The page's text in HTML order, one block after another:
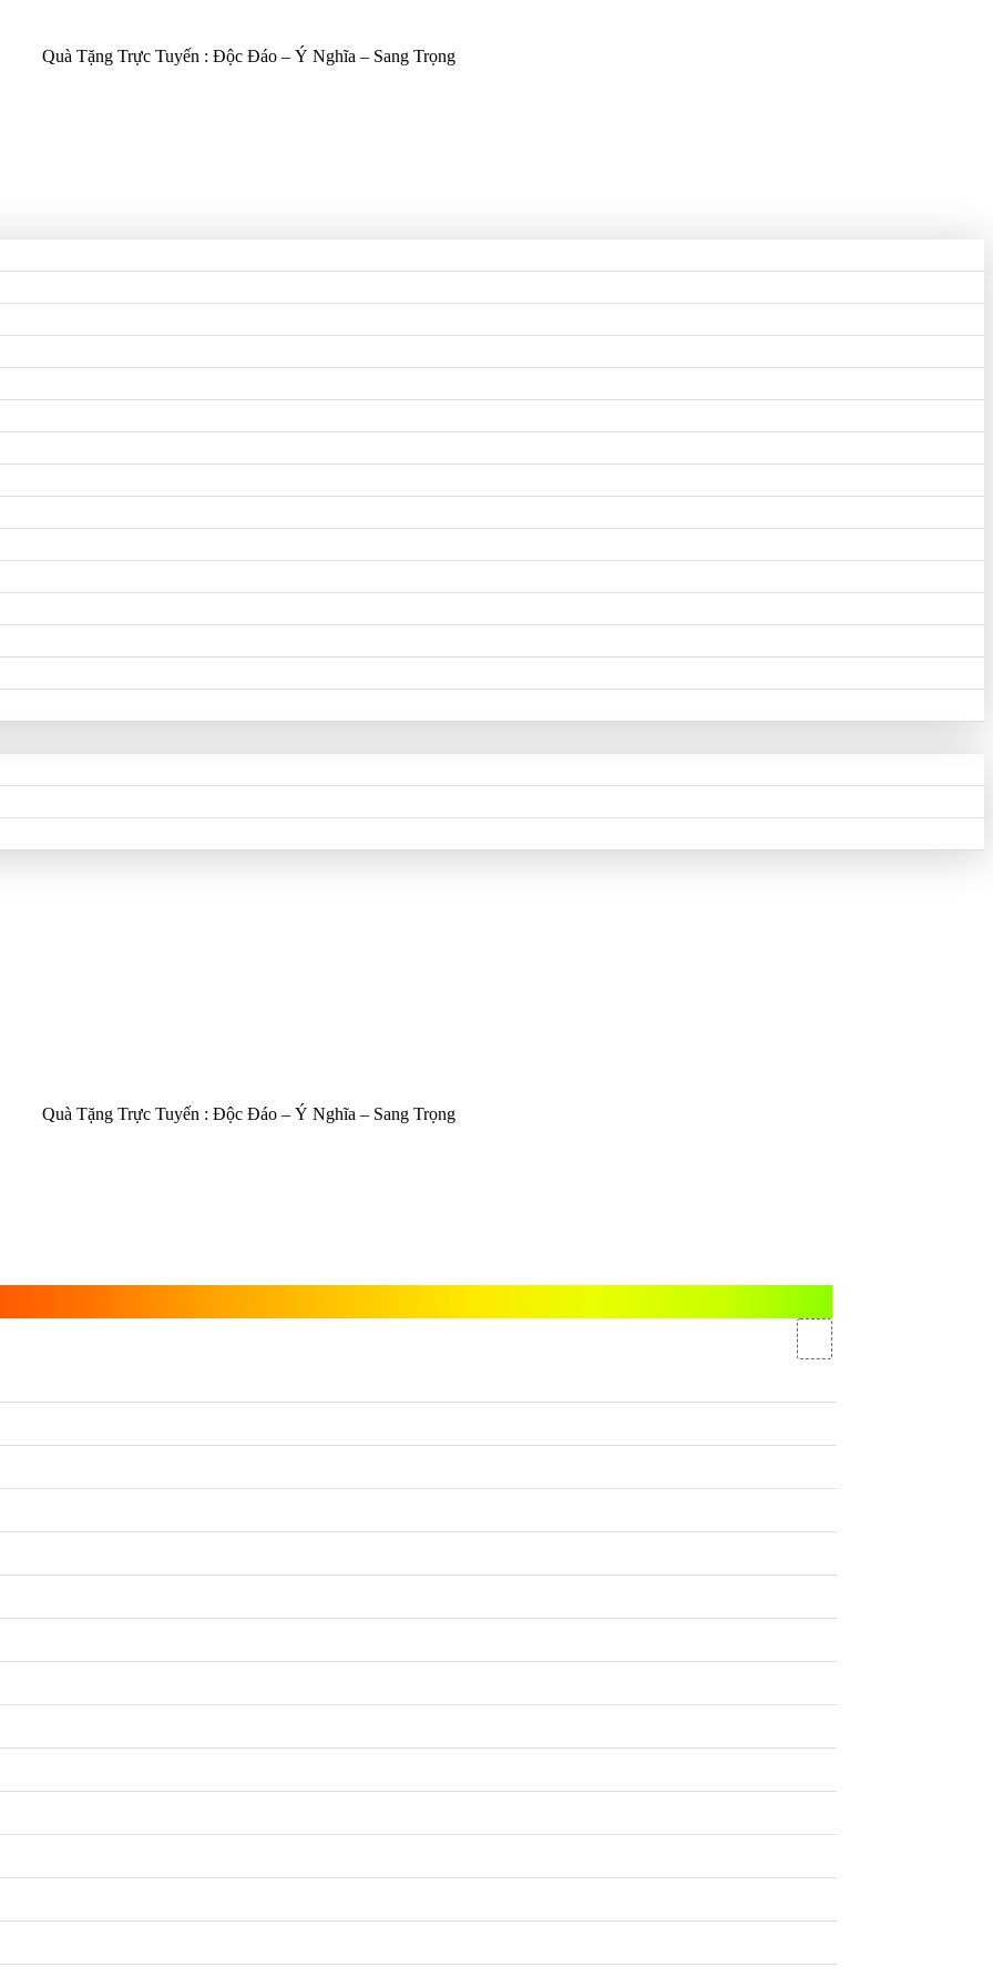
Quà Tặng Trực Tuyến : Độc Đáo – Ý Nghĩa – Sang Trọng
Quà Tặng Trực Tuyến : Độc Đáo – Ý Nghĩa – Sang Trọng